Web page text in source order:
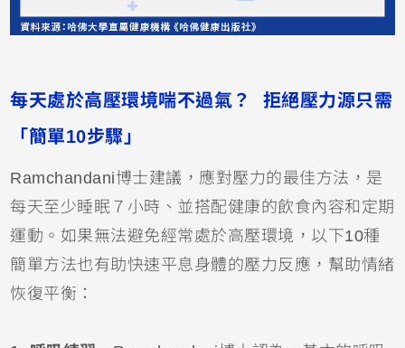
每天處於高壓環境喘不過氣？ 拒絕壓力源只需
「簡單10步驟」
Ramchandani博士建議，應對壓力的最佳方法，是
每天至少睡眠７小時、並搭配健康的飲食內容和定期
運動。如果無法避免經常處於高壓環境，以下10種
簡單方法也有助快速平息身體的壓力反應，幫助情緒
恢復平衡：